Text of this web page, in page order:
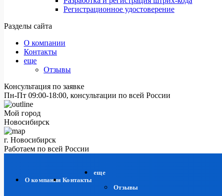
Регистрационное удостоверение
Разделы сайта
О компании
Контакты
еще
Отзывы
Консультация по заявке
Пн-Пт 09:00-18:00, консультации по всей России
Мой город
Новосибирск
г. Новосибирск
Работаем по всей России
О компании Контакты
еще
Отзывы